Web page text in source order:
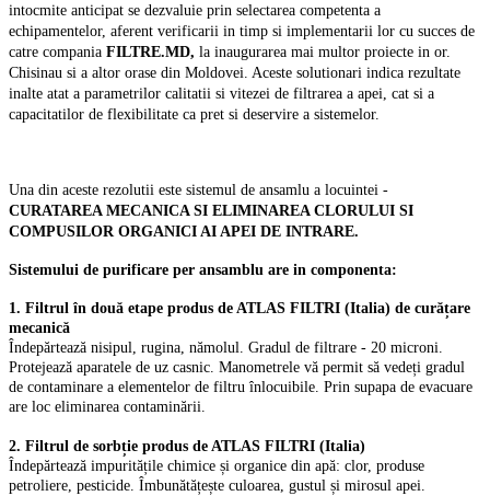
intocmite anticipat se dezvaluie prin selectarea competenta a
echipamentelor, aferent verificarii in timp si implementarii lor cu succes de
catre compania FILTRE.MD, la inaugurarea mai multor proiecte in or.
Chisinau si a altor orase din Moldovei. Aceste solutionari indica rezultate
inalte atat a parametrilor calitatii si vitezei de filtrarea a apei, cat si a
capacitatilor de flexibilitate ca pret si deservire a sistemelor.
Una din aceste rezolutii este sistemul de ansamlu a locuintei -
CURATAREA MECANICA SI ELIMINAREA CLORULUI SI
COMPUSILOR ORGANICI AI APEI DE INTRARE.
Sistemului de purificare per ansamblu are in componenta:
1. Filtrul în două etape produs de ATLAS FILTRI (Italia) de curățare
mecanică
Îndepărtează nisipul, rugina, nămolul. Gradul de filtrare - 20 microni.
Protejează aparatele de uz casnic. Manometrele vă permit să vedeți gradul
de contaminare a elementelor de filtru înlocuibile. Prin supapa de evacuare
are loc eliminarea contaminării.
2. Filtrul de sorbție produs de ATLAS FILTRI (Italia)
Îndepărtează impuritățile chimice și organice din apă: clor, produse
petroliere, pesticide. Îmbunătățește culoarea, gustul și mirosul apei.